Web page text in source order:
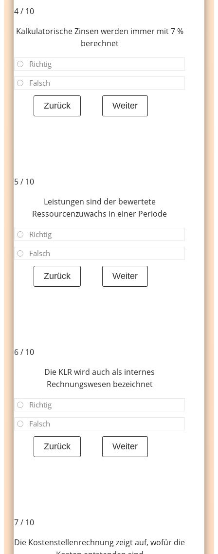
4 / 10
Kalkulatorische Zinsen werden immer mit 7 %
berechnet
Richtig
Falsch
5 / 10
Leistungen sind der bewertete
Ressourcenzuwachs in einer Periode
Richtig
Falsch
6 / 10
Die KLR wird auch als internes
Rechnungswesen bezeichnet
Richtig
Falsch
7 / 10
Die Kostenstellenrechnung zeigt auf, wofür die